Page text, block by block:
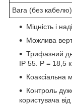
Вага (без кабелю)
Міцність і
Можлива
Трифазний
IP 55. P = 18,5
Коаксіальна
Контроль
користувача